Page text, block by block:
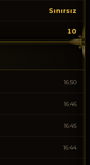
Sınırsız
10
16:50
16:46
16:45
16:44